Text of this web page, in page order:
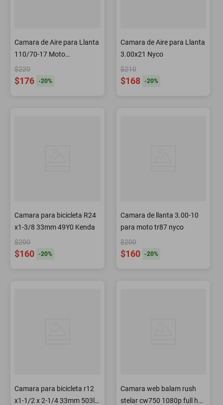
Camara de Aire para Llanta
110/70-17 Moto
Motocicleta Nyco
$220
$176 -20%
Camara de Aire para Llanta
3.00x21 Nyco
$210
$168 -20%
Camara para bicicleta R24
x1-3/8 33mm 49Y0 Kenda
$200
$160 -20%
Camara de llanta 3.00-10
para moto tr87 nyco
$200
$160 -20%
Camara para bicicleta r12
x1-1/2 x 2-1/4 33mm 503l
Camara web balam rush
stelar cw750 1080p full hd